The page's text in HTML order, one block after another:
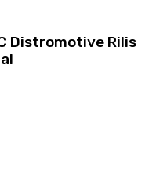
Distromotive Rilis